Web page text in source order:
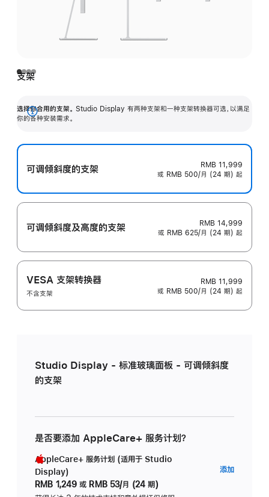
支架
选择你合用的支架。 Studio Display 有两种支架和一种支架转换器可选，以满足
你的各种安装需求。
展
可调倾斜度的支架
RMB 11,999
或 RMB 500/月 (24 期) 起
可调倾斜度及高‍度的支‍架
RMB 14,999
或 RMB 625/月 (24 期) 起
VESA 支架转换器
不含支架
RMB 11,999
或 RMB 500/月 (24 期) 起
Studio Display - 标准玻璃面板 - 可调倾斜度
的支架
是否要添加 AppleCare+ 服务计划？
AppleCare+ 服务计划 (适用于 Studio
Display)
RMB 1,249 或 RMB 53/月 (24 期)
添加